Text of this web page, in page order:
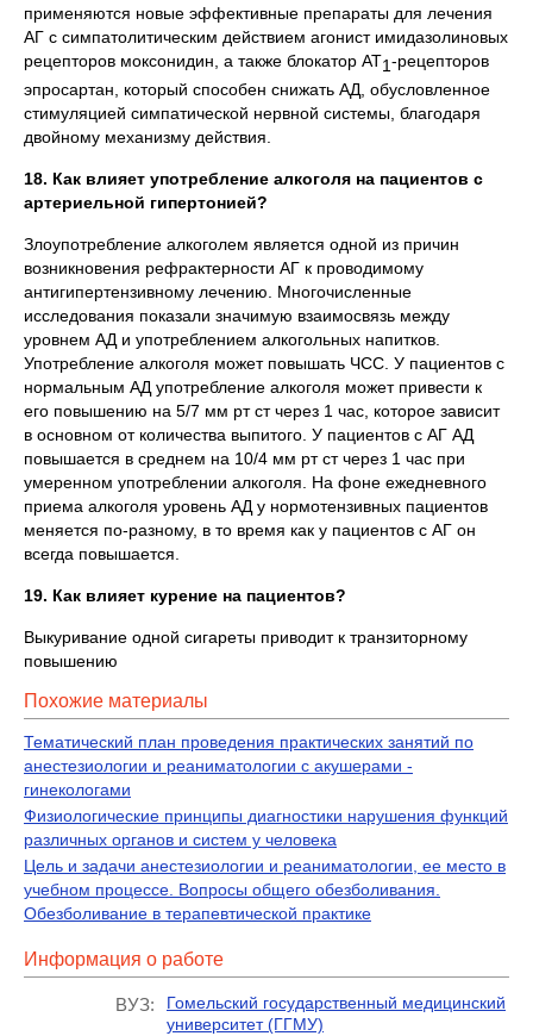
применяются новые эффективные препараты для лечения
АГ с симпатолитическим действием агонист имидазолиновых
рецепторов моксонидин, а также блокатор AT1-рецепторов
эпросартан, который способен снижать АД, обусловленное
стимуляцией симпатической нервной системы, благодаря
двойному механизму действия.
18. Как влияет употребление алкоголя на пациентов с
артериельной гипертонией?
Злоупотребление алкоголем является одной из причин
возникновения рефрактерности АГ к проводимому
антигипертензивному лечению. Многочисленные
исследования показали значимую взаимосвязь между
уровнем АД и употреблением алкогольных напитков.
Употребление алкоголя может повышать ЧСС. У пациентов с
нормальным АД употребление алкоголя может привести к
его повышению на 5/7 мм рт ст через 1 час, которое зависит
в основном от количества выпитого. У пациентов с АГ АД
повышается в среднем на 10/4 мм рт ст через 1 час при
умеренном употреблении алкоголя. На фоне ежедневного
приема алкоголя уровень АД у нормотензивных пациентов
меняется по-разному, в то время как у пациентов с АГ он
всегда повышается.
19. Как влияет курение на пациентов?
Выкуривание одной сигареты приводит к транзиторному
повышению
Похожие материалы
Тематический план проведения практических занятий по
анестезиологии и реаниматологии с акушерами -
гинекологами
Физиологические принципы диагностики нарушения функций
различных органов и систем у человека
Цель и задачи анестезиологии и реаниматологии, ее место в
учебном процессе. Вопросы общего обезболивания.
Обезболивание в терапевтической практике
Информация о работе
ВУЗ:
Гомельский государственный медицинский
университет (ГГМУ)